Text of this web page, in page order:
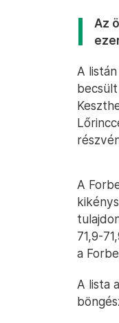
Az
A
A
71,9-
a
A lista